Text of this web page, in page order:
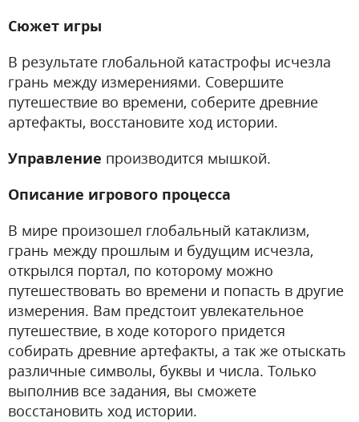
Сюжет игры
В результате глобальной катастрофы исчезла
грань между измерениями. Совершите
путешествие во времени, соберите древние
артефакты, восстановите ход истории.
Управление производится мышкой.
Описание игрового процесса
В мире произошел глобальный катаклизм,
грань между прошлым и будущим исчезла,
открылся портал, по которому можно
путешествовать во времени и попасть в другие
измерения. Вам предстоит увлекательное
путешествие, в ходе которого придется
собирать древние артефакты, а так же отыскать
различные символы, буквы и числа. Только
выполнив все задания, вы сможете
восстановить ход истории.